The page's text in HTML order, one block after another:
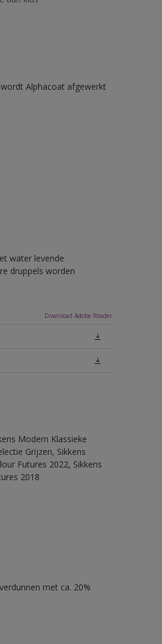
Alphacoat afgewerkt
water levende
druppels worden
Download Adobe Reader
Modern Klassieke
Grijzen, Sikkens
Futures 2022, Sikkens
2018
met ca. 20%